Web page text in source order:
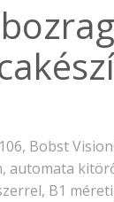
Bobst
automata
B1